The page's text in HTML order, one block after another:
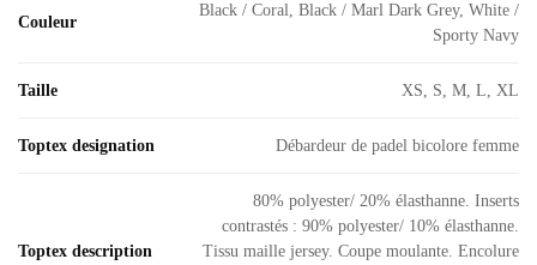
Couleur
Black / Coral, Black / Marl Dark Grey, White /
Sporty Navy
Taille XS, S, M, L, XL
Toptex designation Débardeur de padel bicolore femme
Toptex description
80% polyester/ 20% élasthanne. Inserts
contrastés : 90% polyester/ 10% élasthanne.
Tissu maille jersey. Coupe moulante. Encolure